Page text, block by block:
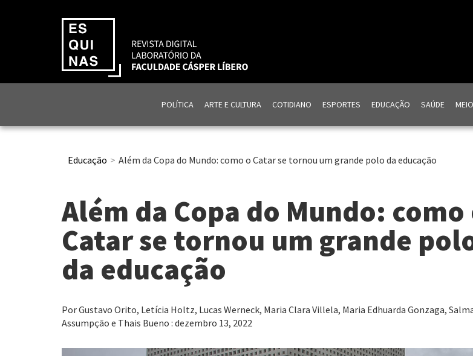
POLÍTICA ARTE E CULTURA COTIDIANO ESPORTES EDUCAÇÃO SAÚDE
Educação Além da Copa do Mundo: como o Catar se tornou um grande polo da educação
Além da Copa do Mundo: como
Catar se tornou um grande
da educação
Por Gustavo Orito, Letícia Holtz, Lucas Werneck, Maria Clara Villela, Maria Edhuarda Gonzaga,
Assumpção e Thais Bueno : dezembro 13, 2022